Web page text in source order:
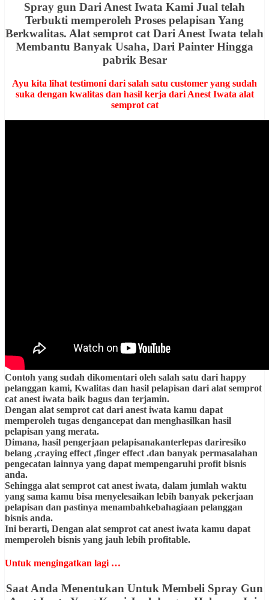
Spray gun Dari Anest Iwata Kami Jual telah
Terbukti memperoleh Proses pelapisan Yang
Berkwalitas. Alat semprot cat Dari Anest Iwata telah
Membantu Banyak Usaha, Dari Painter Hingga
pabrik Besar
Ayu kita lihat testimoni dari salah satu customer yang sudah
suka dengan kwalitas dan hasil kerja dari Anest Iwata alat
semprot cat
Contoh yang sudah dikomentari oleh salah satu dari happy
pelanggan kami, Kwalitas dan hasil pelapisan dari alat semprot
cat anest iwata baik bagus dan terjamin.
Dengan alat semprot cat dari anest iwata kamu dapat
memperoleh tugas dengancepat dan menghasilkan hasil
pelapisan yang merata.
Dimana, hasil pengerjaan pelapisanakanterlepas dariresiko
belang ,craying effect ,finger effect .dan banyak permasalahan
pengecatan lainnya yang dapat mempengaruhi profit bisnis
anda.
Sehingga alat semprot cat anest iwata, dalam jumlah waktu
yang sama kamu bisa menyelesaikan lebih banyak pekerjaan
pelapisan dan pastinya menambahkebahagiaan pelanggan
bisnis anda.
Ini berarti, Dengan alat semprot cat anest iwata kamu dapat
memperoleh bisnis yang jauh lebih profitable.
Untuk mengingatkan lagi …
Saat Anda Menentukan Untuk Membeli Spray Gun